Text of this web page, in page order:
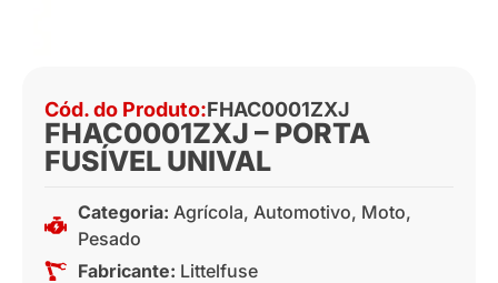
Cód. do Produto:FHAC0001ZXJ
FHAC0001ZXJ – PORTA
FUSÍVEL UNIVAL
Categoria: Agrícola, Automotivo, Moto,
Pesado
Fabricante: Littelfuse